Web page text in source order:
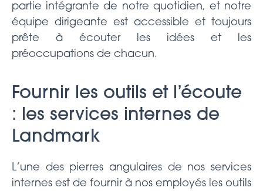
partie intégrante de notre quotidien, et notre
équipe dirigeante est accessible et toujours
prête à écouter les idées et les
préoccupations de chacun.
Fournir les outils et l’écoute
: les services internes de
Landmark
L’une des pierres angulaires de nos services
internes est de fournir à nos employés les outils